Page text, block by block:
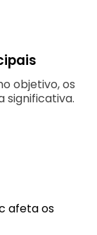
objetivo, os
significativa.
afeta os